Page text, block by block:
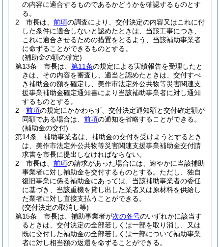
の内容に適合するものであるかどうかを確認するものとす
る。
2
市長は、 前項の調査により、交付決定の内容又はこれに付
した条件に適合しないと認めたときは、当該工事につき、
これに適合させるための措置をとるよう、当該補助事業者
に命ずることができるものとする。
(補助金の額の確定)
第13条
市長は、 第11条の規定による実績報告を受理したと
きは、その内容を審査し、適当と認めたときは、交付すべ
き補助金の額を確定し、美作市法定外公共物等災害関連支
援事業補助金確定通知書により当該補助事業者に対し通知
するものとする。
2
前項の規定にかかわらず、交付決定通知額と交付確定額が
同額である場合は、 前項の通知を省略することができる。
(補助金の交付)
第14条
補助事業者は、補助金の交付を受けようとするとき
は、美作市法定外公共物等災害関連支援事業補助金交付請
求書を市長に提出しなければならない。
2
市長は、 前項の請求があった場合には、速やかに当該補助
事業者に対し補助金を交付するものとする。 ただし、独自
復旧事業に係る補助金にあっては、当該補助事業者の委任
に基づき、当該重機を貸し出した業者又は原材料を供給し
た業者に対し直接支払うことができる。
(交付決定の取消し等)
第15条
市長は、補助事業者が次の各号のいずれかに該当す
るときは、交付決定の全部若しくは一部を取り消し、又は
既に交付した補助金の全部若しくは一部について補助事業
者に対し相当額の返還を命ずることができる。